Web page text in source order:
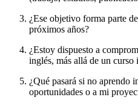
¿Ese objetivo forma parte
próximos años?
¿Estoy dispuesto a
inglés, más allá de un curso
¿Qué pasará si no aprendo
oportunidades o a mi